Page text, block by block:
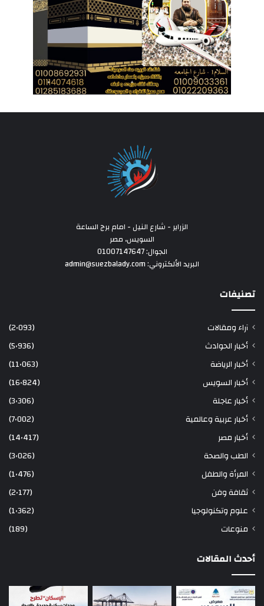
الزراير - شارع النيل - امام برج الساعة
السويس، مصر
الجوال: 01007147647
البريد الألكتروني: admin@suezbalady.com
تصنيفات
آراء ومقالات
(2٬093)
أخبار الحوادث
(5٬936)
أخبار الرياضة
(11٬063)
أخبار السويس
(16٬824)
أخبار عاجلة
(3٬306)
أخبار عربية وعالمية
(7٬002)
أخبار مصر
(14٬417)
الطب والصحة
(3٬026)
المرأة والطفل
(1٬476)
ثقافة وفن
(2٬177)
علوم وتكنولوجيا
(1٬362)
منوعات
(189)
أحدث المقالات